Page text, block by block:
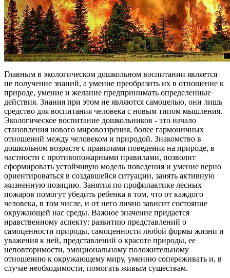
Главным в экологическом дошкольном воспитании является
не получение знаний, а умение преобразить их в отношение к
природе, умение и желание предпринимать определенные
действия. Знания при этом не являются самоцелью, они лишь
средство для воспитания человека с новым типом мышления.
Экологическое воспитание дошкольников - это начало
становления нового мировоззрения, более гармоничных
отношений между человеком и природой. Знакомство в
дошкольном возрасте с правилами поведения на природе, в
частности с противопожарными правилами, позволит
сформировать устойчивую модель поведения и умение верно
ориентироваться в создавшейся ситуации, занять активную
жизненную позицию. Занятия по профилактике лесных
пожаров помогут убедить ребенка в том, что от каждого
человека, в том числе, и от него лично зависит состояние
окружающей нас среды. Важное значение придается
нравственному аспекту: развитию представлений о
самоценности природы, самоценности любой формы жизни и
уважения к ней, представлений о красоте природы, ее
неповторимости, эмоциональному положительному
отношению к окружающему миру, умению сопереживать и, в
случае необходимости, помогать живым существам.